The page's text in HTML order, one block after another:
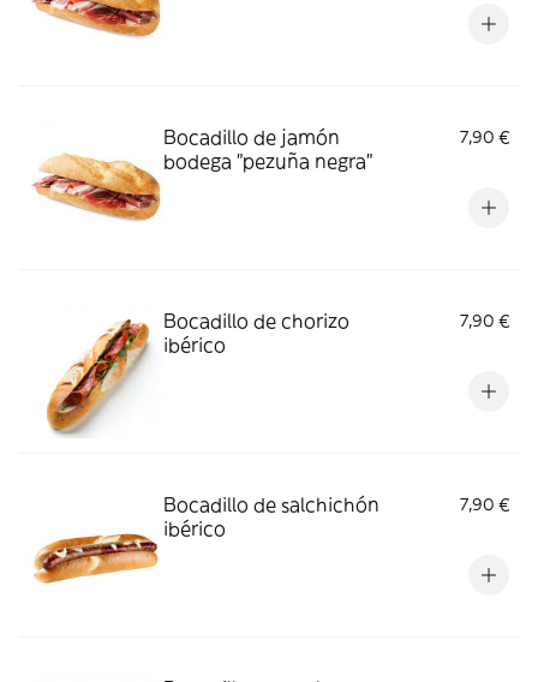
Bocadillo de jamón
bodega "pezuña negra"
7,90 €
Bocadillo de chorizo
ibérico
7,90 €
Bocadillo de salchichón
ibérico
7,90 €